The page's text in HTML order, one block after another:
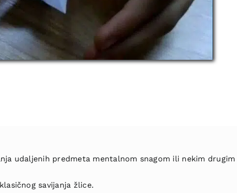
udaljenih predmeta mentalnom snagom ili nekim drugim
savijanja žlice.